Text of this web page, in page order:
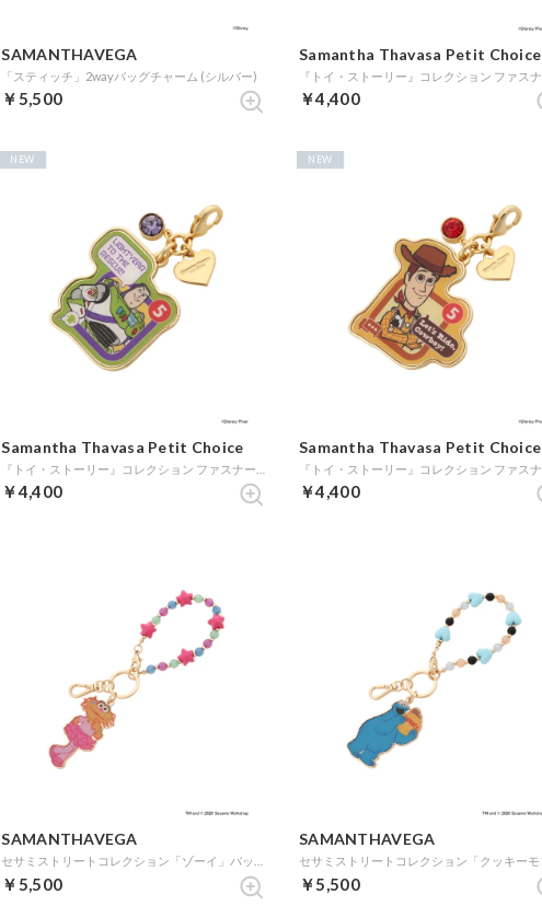
SAMANTHAVEGA
「スティッチ」2wayバッグチャーム (シルバー)
￥5,500
Samantha Thavasa Petit Choice
￥4,400
NEW
Samantha Thavasa Petit Choice
￥4,400
NEW
Samantha Thavasa Petit Choice
￥4,400
SAMANTHAVEGA
￥5,500
SAMANTHAVEGA
￥5,500